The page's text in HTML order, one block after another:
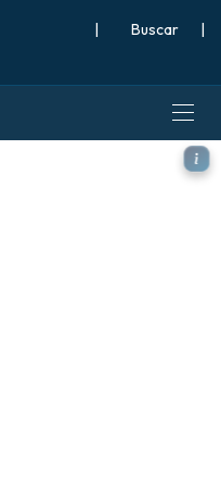
| |
[IA]